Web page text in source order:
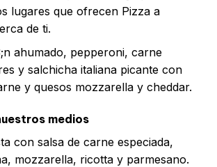
lugares que ofrecen Pizza a
de ti.
ahumado, pepperoni, carne
y salchicha italiana picante con
y quesos mozzarella y cheddar.
medios
con salsa de carne especiada,
mozzarella, ricotta y parmesano.